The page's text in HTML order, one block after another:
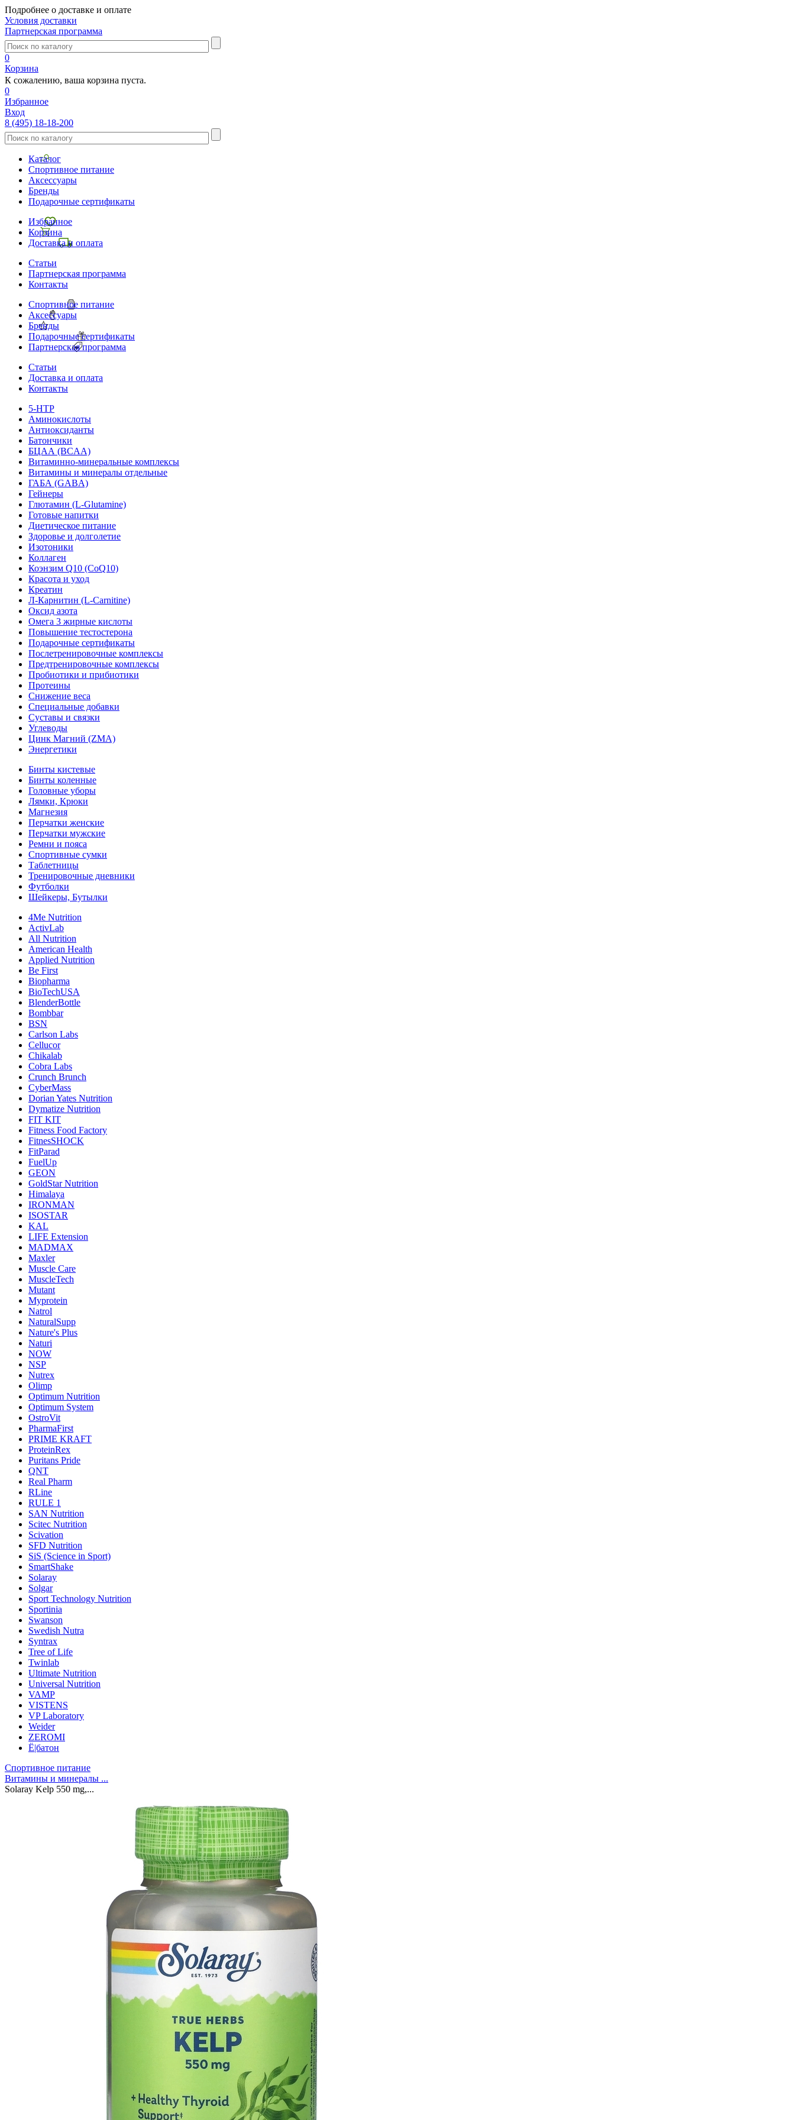
Подробнее о доставке и оплате
Условия доставки
Партнерская программа
0
Корзина
К сожалению, ваша корзина пуста.
0
Избранное
Вход
8 (495) 18-18-200
Каталог
Спортивное питание
Аксессуары
Бренды
Подарочные сертификаты
Избранное
Корзина
Доставка и оплата
Статьи
Партнерская программа
Контакты
Спортивное питание
Аксессуары
Бренды
Подарочные сертификаты
Партнерская программа
Статьи
Доставка и оплата
Контакты
5-HTP
Аминокислоты
Антиоксиданты
Батончики
БЦАА (BCAA)
Витаминно-минеральные комплексы
Витамины и минералы отдельные
ГАБА (GABA)
Гейнеры
Глютамин (L-Glutamine)
Готовые напитки
Диетическое питание
Здоровье и долголетие
Изотоники
Коллаген
Коэнзим Q10 (CoQ10)
Красота и уход
Креатин
Л-Карнитин (L-Сarnitine)
Оксид азота
Омега 3 жирные кислоты
Повышение тестостерона
Подарочные сертификаты
Послетренировочные комплексы
Предтренировочные комплексы
Пробиотики и прибиотики
Протеины
Снижение веса
Специальные добавки
Суставы и связки
Углеводы
Цинк Магний (ZMA)
Энергетики
Бинты кистевые
Бинты коленные
Головные уборы
Лямки, Крюки
Магнезия
Перчатки женские
Перчатки мужские
Ремни и пояса
Спортивные сумки
Таблетницы
Тренировочные дневники
Футболки
Шейкеры, Бутылки
4Me Nutrition
ActivLab
All Nutrition
American Health
Applied Nutrition
Be First
Biopharma
BioTechUSA
BlenderBottle
Bombbar
BSN
Carlson Labs
Cellucor
Chikalab
Cobra Labs
Crunch Brunch
CyberMass
Dorian Yates Nutrition
Dymatize Nutrition
FIT KIT
Fitness Food Factory
FitnesSHOCK
FitParad
FuelUp
GEON
GoldStar Nutrition
Himalaya
IRONMAN
ISOSTAR
KAL
LIFE Extension
MADMAX
Maxler
Muscle Care
MuscleTech
Mutant
Myprotein
Natrol
NaturalSupp
Nature's Plus
Naturi
NOW
NSP
Nutrex
Olimp
Optimum Nutrition
Optimum System
OstroVit
PharmaFirst
PRIME KRAFT
ProteinRex
Puritans Pride
QNT
Real Pharm
RLine
RULE 1
SAN Nutrition
Scitec Nutrition
Scivation
SFD Nutrition
SiS (Science in Sport)
SmartShake
Solaray
Solgar
Sport Technology Nutrition
Sportinia
Swanson
Swedish Nutra
Syntrax
Tree of Life
Twinlab
Ultimate Nutrition
Universal Nutrition
VAMP
VISTENS
VP Laboratory
Weider
ZEROMI
Ё|батон
Спортивное питание
Витамины и минералы ...
Solaray Kelp 550 mg,...